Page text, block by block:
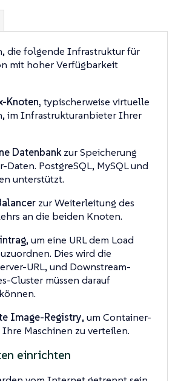
die folgende Infrastruktur für
mit hoher Verfügbarkeit
Knoten, typischerweise virtuelle
im Infrastrukturanbieter Ihrer
Datenbankzur Speicherung
Daten. PostgreSQL, MySQL und
unterstützt.
zur Weiterleitung des
an die beiden Knoten.
, um eine URL dem Load
Dies wird die
URL, und Downstream-
Cluster müssen darauf
Image-Registry, um Container-
Ihre Maschinen zu verteilen.
einrichten